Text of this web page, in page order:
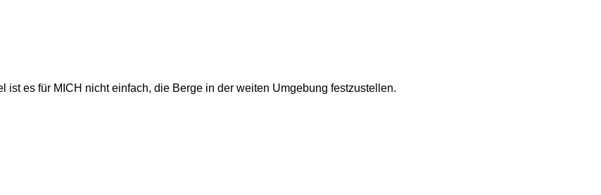
ist es für MICH nicht einfach, die Berge in der weiten Umgebung festzustellen.